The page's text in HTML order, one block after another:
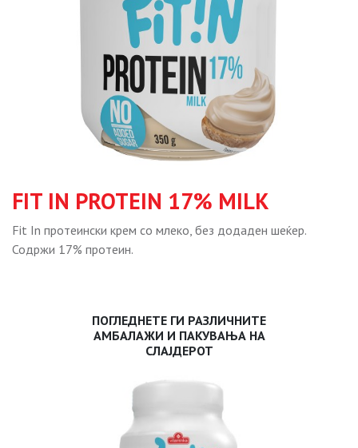
FIT IN PROTEIN 17% MILK
Fit In протеински крем со млеко, без додаден шеќер.
Содржи 17% протеин.
ПОГЛЕДНЕТЕ ГИ РАЗЛИЧНИТЕ
АМБАЛАЖИ И ПАКУВАЊА НА
СЛАЈДЕРОТ